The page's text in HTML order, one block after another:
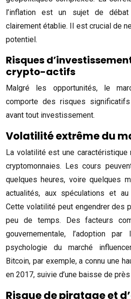
l’inflation est un sujet de
clairement établie. Il est crucial de
potentiel.
Risques
crypto-actifs
Malgré les opportunités, le
comporte des risques
avant tout investissement.
Volatilité extrême du
La volatilité est une caractéristique
cryptomonnaies. Les cours
quelques heures, voire quelques
actualités, aux spéculations et
Cette volatilité peut engendrer des
peu de temps. Des facteurs
gouvernementale, l’adoption
psychologie du marché
Bitcoin, par exemple, a connu une
en 2017, suivie d’une baisse de
Risque de piratage et